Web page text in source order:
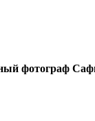
фотограф